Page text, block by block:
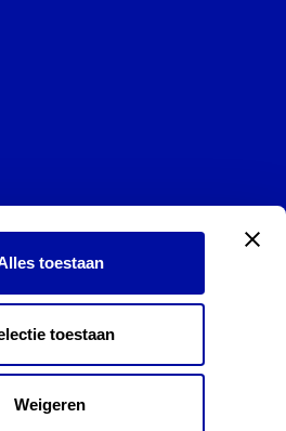
toestaan
toestaan
Weigeren